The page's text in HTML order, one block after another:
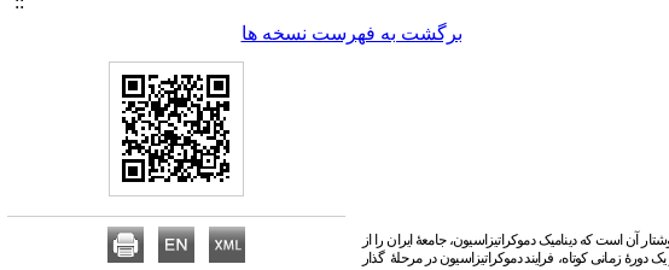
برگشت به فهرست نسخه ها
آن است که دینامیک دموکراتیزاسیون، جامعۀ ایران را از
یک دورۀ زمانی کوتاه، فراینددموکراتیزاسیوندر مرحلۀ گذار